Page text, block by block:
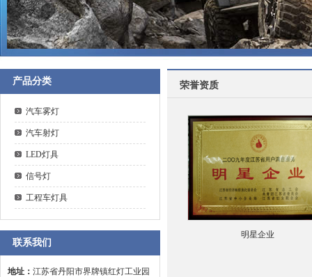
产品分类
汽车雾灯
汽车射灯
LED灯具
信号灯
工程车灯具
联系我们
地址： 江苏省丹阳市界牌镇红灯工业园
荣誉资质
明星企业